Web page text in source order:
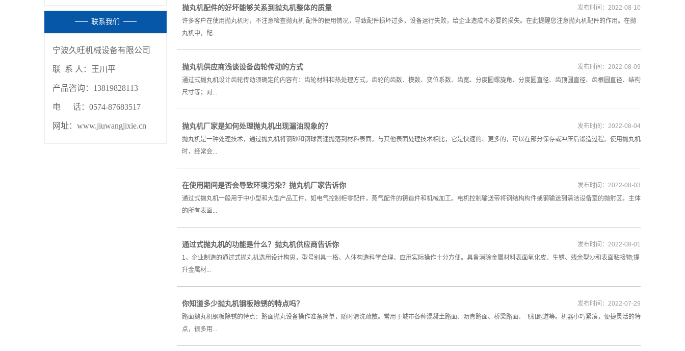
联系我们
宁波久旺机械设备有限公司
联 系 人： 王川平
产品咨询：13819828113
电 话：0574-87683517
网址：www.jiuwangjixie.cn
抛丸机配件的好坏能够关系到抛丸机整体的质量
许多客户在使用抛丸机时，不注意检查抛丸机 配件的使用情况，导致配件损坏过多，设备运行失败，给企业造成不必要的损失。在此提醒您注意抛丸机配件的作用。在抛
丸机中，配...
发布时间：2022-08-10
抛丸机供应商浅谈设备齿轮传动的方式
通过式抛丸机设计齿轮传动须确定的内容有：齿轮材料和热处理方式，齿轮的齿数、模数、变位系数、齿宽、分度圆螺旋角、分度圆直径、齿顶圆直径、齿根圆直径、结构
尺寸等；对...
发布时间：2022-08-09
抛丸机厂家是如何处理抛丸机出现漏油现象的？
抛丸机是一种处理技术，通过抛丸机将钢砂和钢球高速抛落到材料表面。与其他表面处理技术相比，它是快速的、更多的，可以在部分保存或冲压后锻造过程。使用抛丸机
时，经常会...
发布时间：2022-08-04
在使用期间是否会导致环境污染？抛丸机厂家告诉你
通过式抛丸机一般用于中小型和大型产品工件，如电气控制柜零配件，蒸气配件的铸造件和机械加工。电机控制输送带将钢结构构件或钢输送到清洁设备室的抛射区，主体
的所有表面...
发布时间：2022-08-03
通过式抛丸机的功能是什么？抛丸机供应商告诉你
1、企业制造的通过式抛丸机选用设计构思，型号别具一格、人体构造科学合理、应用实际操作十分方便。具备消除金属材料表面氧化皮、生锈、残余型沙和表面粘接物;提
升金属材...
发布时间：2022-08-01
你知道多少抛丸机钢板除锈的特点吗？
路面抛丸机钢板除锈的特点：路面抛丸设备操作准备简单，随时清洗疏散。常用于城市各种混凝土路面、沥青路面、桥梁路面、飞机跑道等。机器小巧紧凑，便捷灵活的特
点，很多用...
发布时间：2022-07-29